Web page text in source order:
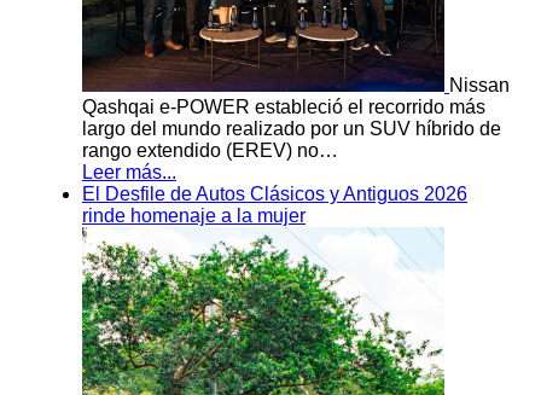
Nissan
Qashqai e-POWER estableció el recorrido más
largo del mundo realizado por un SUV híbrido de
rango extendido (EREV) no…
Leer más...
El Desfile de Autos Clásicos y Antiguos 2026
rinde homenaje a la mujer